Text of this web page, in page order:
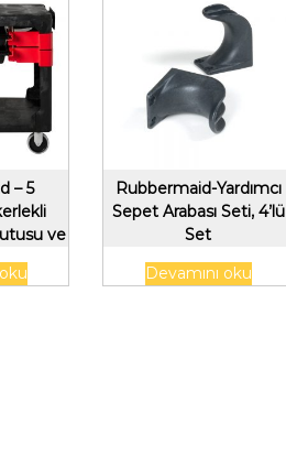
– 5
ve
dahil,
Rubbermaid-Yardımcı
Sepet Arabası Seti, 4’lü
Set
Devamını oku